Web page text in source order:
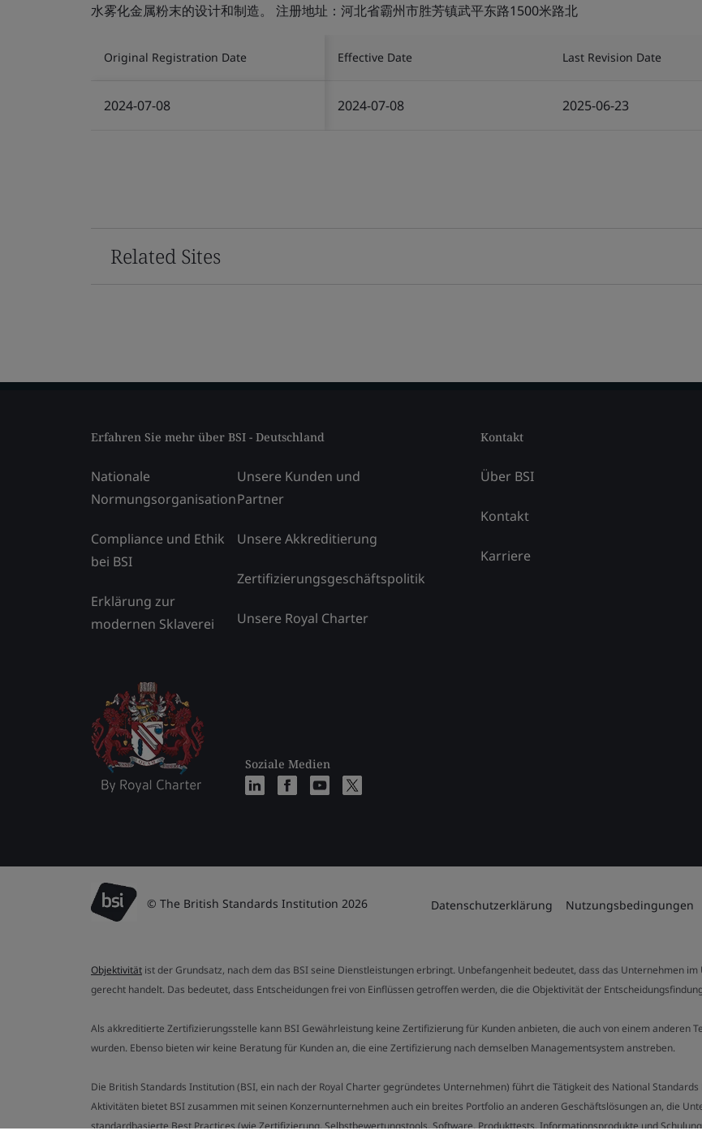
水雾化金属粉末的设计和制造。 注册地址：河北省霸州市胜芳镇武平东路1500米路北
Original Registration Date Effective Date Last Revision Date
2024-07-08 2024-07-08 2025-06-23
Related Sites
Erfahren Sie mehr über BSI - Deutschland
Nationale
Normungsorganisation
Compliance und Ethik
bei BSI
Erklärung zur
modernen Sklaverei
Unsere Kunden und
Partner
Unsere Akkreditierung
Zertifizierungsgeschäftspolitik
Unsere Royal Charter
Soziale Medien
Kontakt
Über BSI
Kontakt
Karriere
© The British Standards Institution 2026 Datenschutzerklärung Nutzungsbedingungen
Objektivität ist der Grundsatz, nach dem das BSI seine Dienstleistungen erbringt. Unbefangenheit bedeutet, dass das Unternehmen
gerecht handelt. Das bedeutet, dass Entscheidungen frei von Einflüssen getroffen werden, die die Objektivität der
Als akkreditierte Zertifizierungsstelle kann BSI Gewährleistung keine Zertifizierung für Kunden anbieten, die auch von einem anderen
wurden. Ebenso bieten wir keine Beratung für Kunden an, die eine Zertifizierung nach demselben Managementsystem anstreben.
Die British Standards Institution (BSI, ein nach der Royal Charter gegründetes Unternehmen) führt die Tätigkeit des National
Aktivitäten bietet BSI zusammen mit seinen Konzernunternehmen auch ein breites Portfolio an anderen Geschäftslösungen an, die
standardbasierte Best Practices (wie Zertifizierung, Selbstbewertungstools, Software, Produkttests, Informationsprodukte und